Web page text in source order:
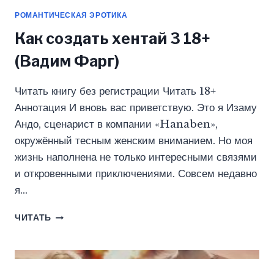
РОМАНТИЧЕСКАЯ ЭРОТИКА
Как создать хентай 3 18+
(Вадим Фарг)
Читать книгу без регистрации Читать 18+
Аннотация И вновь вас приветствую. Это я Изаму
Андо, сценарист в компании «Hanaben»,
окружённый тесным женским вниманием. Но моя
жизнь наполнена не только интересными связями
и откровенными приключениями. Совсем недавно
я…
ЧИТАТЬ КАК
3